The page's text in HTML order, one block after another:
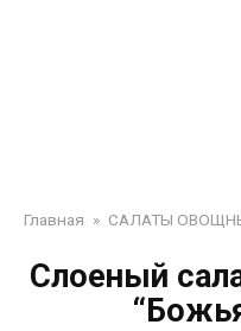
Главная » САЛАТЫ
Слоеный